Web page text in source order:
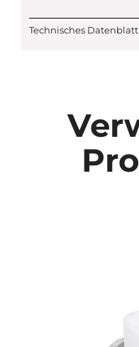
Technisches Datenblatt